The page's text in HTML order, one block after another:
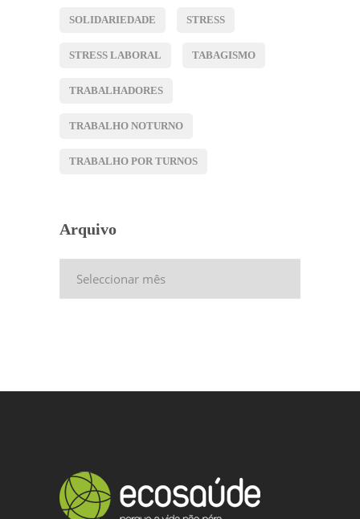
SOLIDARIEDADE STRESS
STRESS LABORAL TABAGISMO
TRABALHADORES
TRABALHO NOTURNO
TRABALHO POR TURNOS
Arquivo